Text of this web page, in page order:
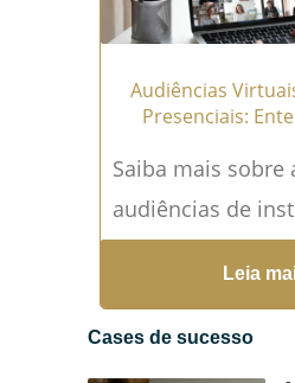
Audiências
Presenciais:
Saiba mais sobre
audiências de
julgamento
presenciais, suas
características
Leia
Cases de sucesso